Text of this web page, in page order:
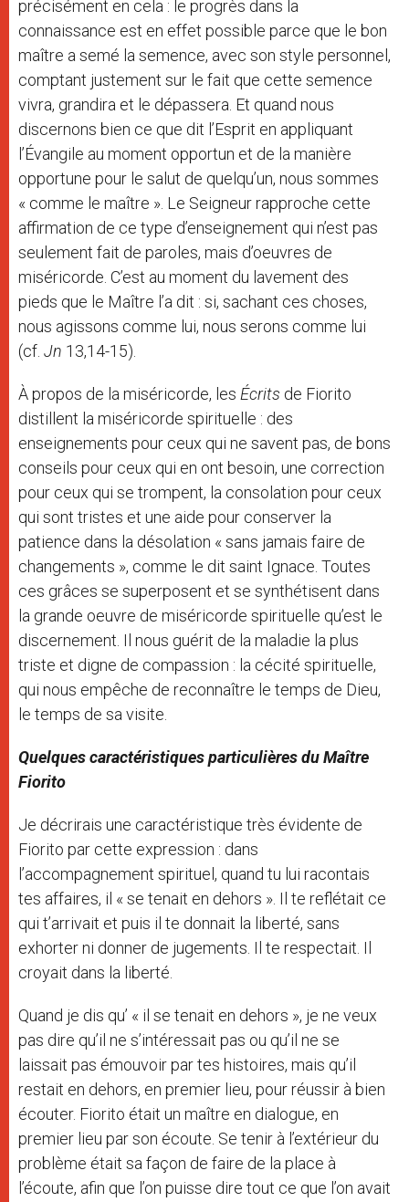
précisément en cela : le progrès dans la
connaissance est en effet possible parce que le bon
maître a semé la semence, avec son style personnel,
comptant justement sur le fait que cette semence
vivra, grandira et le dépassera. Et quand nous
discernons bien ce que dit l’Esprit en appliquant
l’Évangile au moment opportun et de la manière
opportune pour le salut de quelqu’un, nous sommes
« comme le maître ». Le Seigneur rapproche cette
affirmation de ce type d’enseignement qui n’est pas
seulement fait de paroles, mais d’oeuvres de
miséricorde. C’est au moment du lavement des
pieds que le Maître l’a dit : si, sachant ces choses,
nous agissons comme lui, nous serons comme lui
(cf. Jn 13,14-15).
À propos de la miséricorde, les Écrits de Fiorito
distillent la miséricorde spirituelle : des
enseignements pour ceux qui ne savent pas, de bons
conseils pour ceux qui en ont besoin, une correction
pour ceux qui se trompent, la consolation pour ceux
qui sont tristes et une aide pour conserver la
patience dans la désolation « sans jamais faire de
changements », comme le dit saint Ignace. Toutes
ces grâces se superposent et se synthétisent dans
la grande oeuvre de miséricorde spirituelle qu’est le
discernement. Il nous guérit de la maladie la plus
triste et digne de compassion : la cécité spirituelle,
qui nous empêche de reconnaître le temps de Dieu,
le temps de sa visite.
Quelques caractéristiques particulières du Maître
Fiorito
Je décrirais une caractéristique très évidente de
Fiorito par cette expression : dans
l’accompagnement spirituel, quand tu lui racontais
tes affaires, il « se tenait en dehors ». Il te reflétait ce
qui t’arrivait et puis il te donnait la liberté, sans
exhorter ni donner de jugements. Il te respectait. Il
croyait dans la liberté.
Quand je dis qu’ « il se tenait en dehors », je ne veux
pas dire qu’il ne s’intéressait pas ou qu’il ne se
laissait pas émouvoir par tes histoires, mais qu’il
restait en dehors, en premier lieu, pour réussir à bien
écouter. Fiorito était un maître en dialogue, en
premier lieu par son écoute. Se tenir à l’extérieur du
problème était sa façon de faire de la place à
l’écoute, afin que l’on puisse dire tout ce que l’on avait